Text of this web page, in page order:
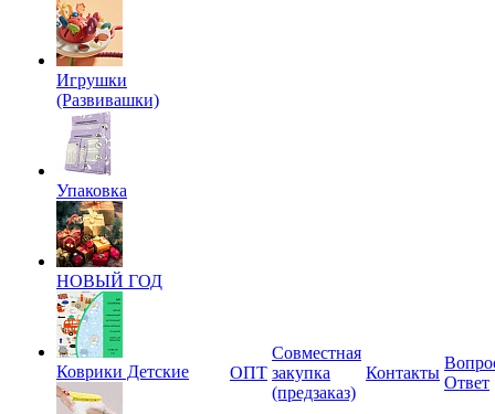
Игрушки
(Развивашки)
Упаковка
НОВЫЙ ГОД
Коврики Детские ОПТ
Совместная
закупка
(предзаказ)
Контакты
Ответ